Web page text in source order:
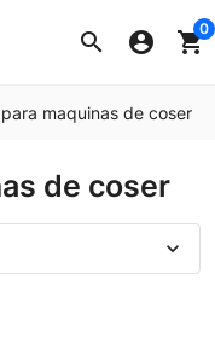
search account_circle shopping_cart0
maquinas de coser
de coser
expand_more